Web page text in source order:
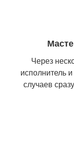
Через
исполнитель
случаев